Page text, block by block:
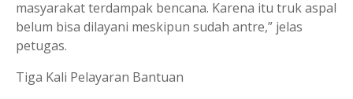
masyarakat terdampak bencana. Karena itu truk aspal
belum bisa dilayani meskipun sudah antre,” jelas
petugas.
Tiga Kali Pelayaran Bantuan